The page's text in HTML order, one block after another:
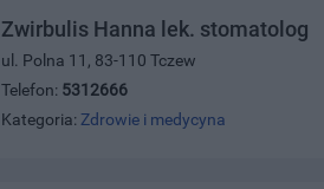
Zwirbulis Hanna lek. stomatolog
ul. Polna 11, 83-110 Tczew
Telefon: 5312666
Kategoria: Zdrowie i medycyna